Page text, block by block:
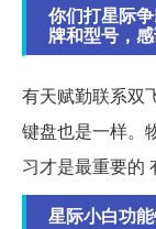
你们打星际
牌和型号，
有天赋勤联系双
键盘也是一样。
习才是最重要的
星际小白功